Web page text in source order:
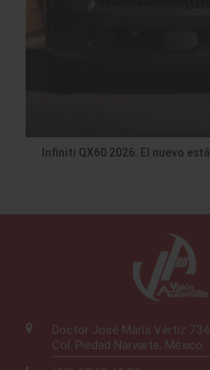
Infiniti QX60 2026: El nuevo
Doctor José María Vértiz
Col. Piedad Narvarte, México